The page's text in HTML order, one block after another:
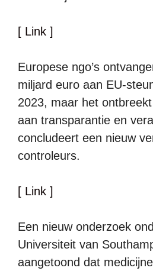
[ Link ]
Europese ngo’s
miljard euro aan EU-
2023, maar het
aan transparantie en
concludeert een nieuw
controleurs.
[ Link ]
Een nieuw onderzoek
Universiteit van
aangetoond dat